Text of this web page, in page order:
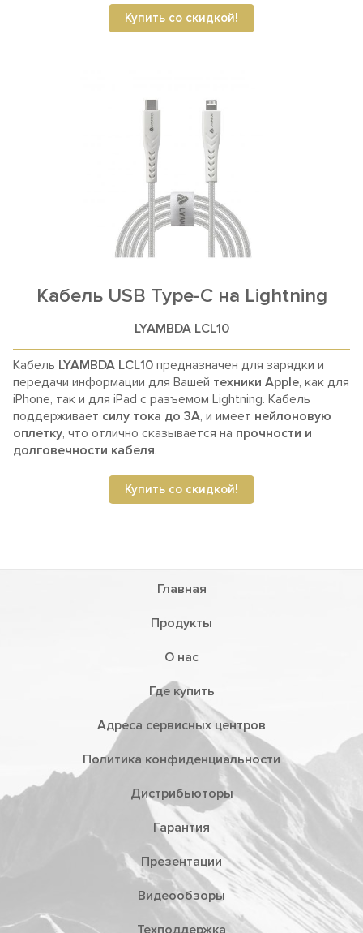
Купить со скидкой!
Кабель USB Type-C на Lightning
LYAMBDA LCL10
Кабель LYAMBDA LCL10 предназначен для зарядки и
передачи информации для Вашей техники Apple, как для
iPhone, так и для iPad с разъемом Lightning. Кабель
поддерживает силу тока до 3А, и имеет нейлоновую
оплетку, что отлично сказывается на прочности и
долговечности кабеля.
Купить со скидкой!
Главная
Продукты
О нас
Где купить
Адреса сервисных центров
Политика конфиденциальности
Дистрибьюторы
Гарантия
Презентации
Видеообзоры